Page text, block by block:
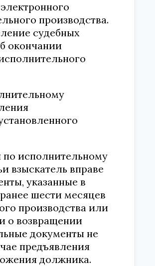
производства.
судебных
окончании
по исполнительному
взыскатель вправе
указанные в
ранее шести месяцев
производства или
о возвращении
документы не
предъявления
должника.